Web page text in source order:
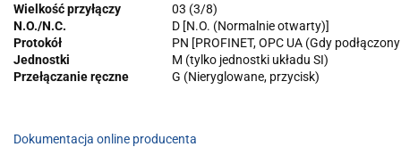
Wielkość przyłączy
03 (3/8)
N.O./N.C.
D [N.O. (Normalnie otwarty)]
Protokół
PN [PROFINET, OPC UA (Gdy
Jednostki
M (tylko jednostki układu SI)
Przełączanie ręczne
G (Nieryglowane, przycisk)
Dokumentacja online producenta